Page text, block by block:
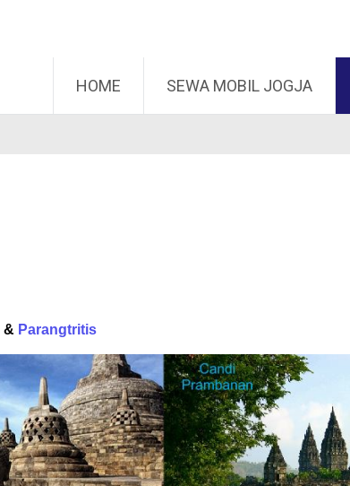
HOME SEWA MOBIL JOGJA
& Parangtritis